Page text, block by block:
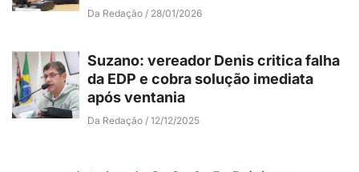
Da Redação 28/01/2026
Suzano: vereador Denis critica falha
da EDP e cobra solução imediata
após ventania
Da Redação 12/12/2025